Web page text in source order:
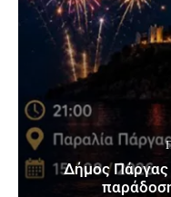
Δήμος Πάργας